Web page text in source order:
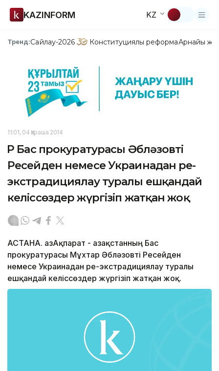
KAZINFORM KZ
Тренд:Сайлау-2026 Конституциялық реформаАрнайы
11:01, 04 Қараша 2014
ҚР Бас прокуратурасы Әбләзовті
Ресейден немесе Украинадан ре-
экстрадициялау туралы ешқандай
келіссөздер жүргізіп жатқан жоқ
АСТАНА. ҚазАқпарат - Қазақстанның Бас
прокуратурасы Мұхтар Әбләзовті Ресейден
немесе Украинадан ре-экстрадициялау туралы
ешқандай келіссөздер жүргізіп жатқан жоқ.